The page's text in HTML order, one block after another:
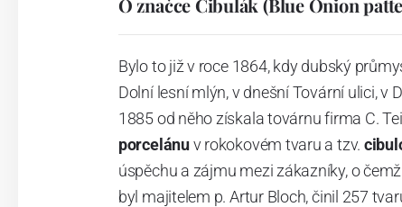
Bylo to již v roce 1864, kdy dubský
Dolní lesní mlýn, v dnešní Tovární ulici, v
1885 od něho získala továrnu firma C.
porcelánuv rokokovém tvaru a tzv.
úspěchu a zájmu mezi zákazníky, o
byl majitelem p. Artur Bloch, činil 257